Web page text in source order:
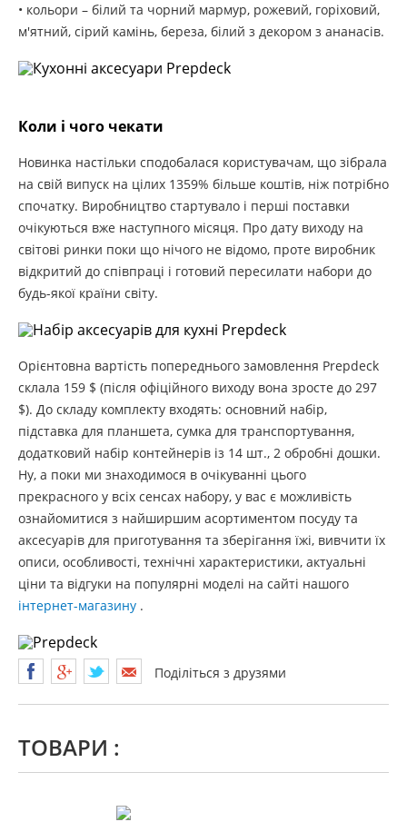
• кольори – білий та чорний мармур, рожевий, горіховий,
м'ятний, сірий камінь, береза, білий з декором з ананасів.
Коли і чого чекати
Новинка настільки сподобалася користувачам, що зібрала
на свій випуск на цілих 1359% більше коштів, ніж потрібно
спочатку. Виробництво стартувало і перші поставки
очікуються вже наступного місяця. Про дату виходу на
світові ринки поки що нічого не відомо, проте виробник
відкритий до співпраці і готовий пересилати набори до
будь-якої країни світу.
Орієнтовна вартість попереднього замовлення Prepdeck
склала 159 $ (після офіційного виходу вона зросте до 297
$). До складу комплекту входять: основний набір,
підставка для планшета, сумка для транспортування,
додатковий набір контейнерів із 14 шт., 2 обробні дошки.
Ну, а поки ми знаходимося в очікуванні цього
прекрасного у всіх сенсах набору, у вас є можливість
ознайомитися з найширшим асортиментом посуду та
аксесуарів для приготування та зберігання їжі, вивчити їх
описи, особливості, технічні характеристики, актуальні
ціни та відгуки на популярні моделі на сайті нашого
інтернет-магазину .
Поділіться з друзями
ТОВАРИ :